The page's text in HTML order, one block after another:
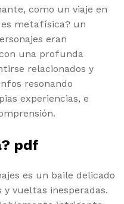
como un viaje en
metafísica? un
eran
una profunda
relacionados y
resonando
experiencias, e
pdf
es un baile delicado
vueltas inesperadas.